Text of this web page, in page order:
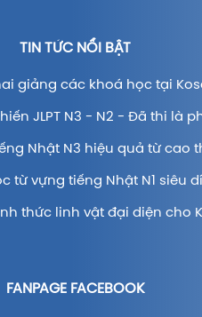
TIN TỨC NỔI BẬT
giảng các khoá học tại
JLPT N3 - N2 - Đã thi là
Nhật N3 hiệu quả từ cao
từ vựng tiếng Nhật N1 siêu
thức linh vật đại diện cho
FANPAGE FACEBOOK